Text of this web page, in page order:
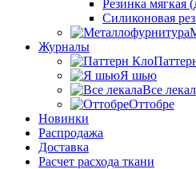
Резинка мягкая
Силиконовая
Журналы
Я шью
Все
Оттобре
Новинки
Распродажа
Доставка
Расчет расхода ткани